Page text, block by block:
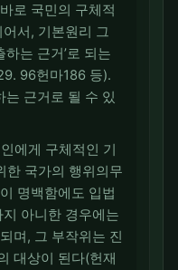
로 국민의 구체적
서, 기본원리 그
는 근거’로 되는
96헌마186 등).
는 근거로 될 수 있
에게 구체적인 기
한 국가의 행위의무
명백함에도 입법
아니한 경우에는
며, 그 부작위는 진
대상이 된다(헌재